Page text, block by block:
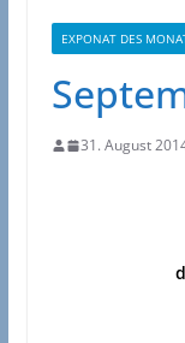
EXPONAT DES
31. August